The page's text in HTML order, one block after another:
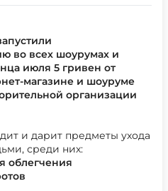
во всех шоурумах и
июля 5 гривен от
магазине и шоуруме
организации
и дарит предметы ухода
среди них:
облегчения